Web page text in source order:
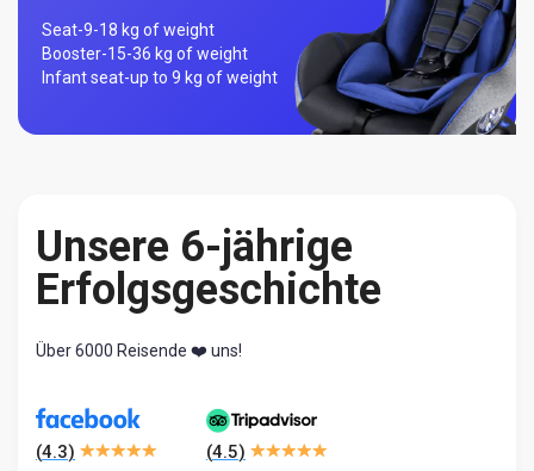
Seat-9-18 kg of weight
Booster-15-36 kg of weight
Infant seat-up to 9 kg of weight
Unsere 6-jährige
Erfolgsgeschichte
Über 6000 Reisende ❤️ uns!
(4.3) (4.5)